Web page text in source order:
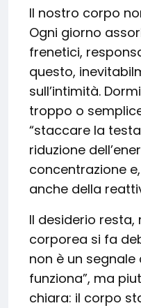
Il nostro corpo
Ogni giorno
frenetici,
questo,
sull’intimità.
troppo o
“staccare la
riduzione
concentrazione
anche della
Il desiderio
corporea si fa
non è un segnale
funziona”, ma
chiara: il corpo